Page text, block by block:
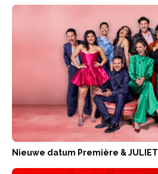
Nieuwe datum Première & JULIET